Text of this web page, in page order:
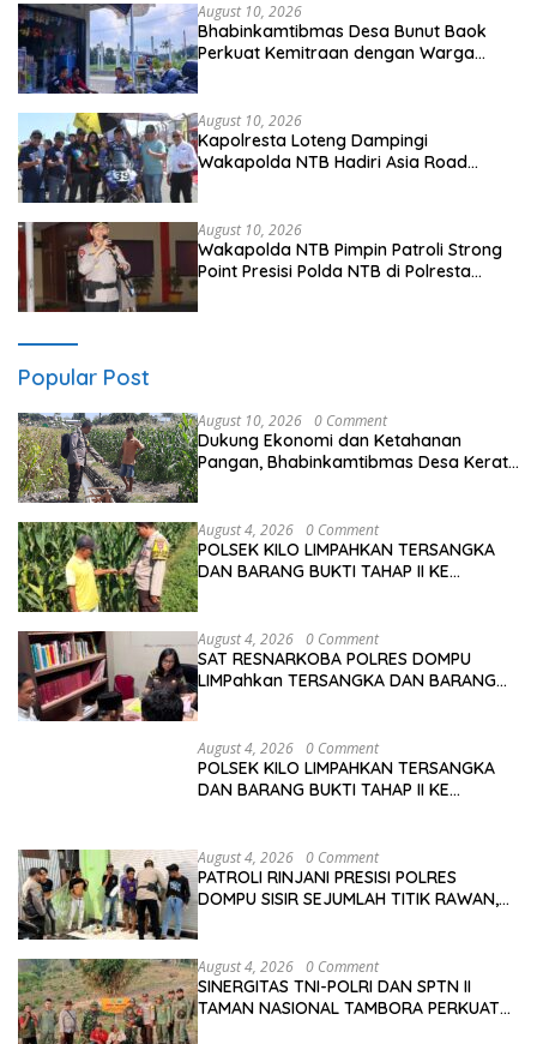
August 10, 2026
Bhabinkamtibmas Desa Bunut Baok
Perkuat Kemitraan dengan Warga
August 10, 2026
Kapolresta Loteng Dampingi
Wakapolda NTB Hadiri Asia Road
August 10, 2026
Wakapolda NTB Pimpin Patroli Strong
Point Presisi Polda NTB di Polresta
Popular Post
August 10, 2026 0 Comment
Dukung Ekonomi dan Ketahanan
Pangan, Bhabinkamtibmas Desa Kerato
August 4, 2026 0 Comment
POLSEK KILO LIMPAHKAN TERSANGKA
DAN BARANG BUKTI TAHAP II KE
August 4, 2026 0 Comment
SAT RESNARKOBA POLRES DOMPU
LIMPahkan TERSANGKA DAN BARANG
August 4, 2026 0 Comment
POLSEK KILO LIMPAHKAN TERSANGKA
DAN BARANG BUKTI TAHAP II KE
August 4, 2026 0 Comment
PATROLI RINJANI PRESISI POLRES
DOMPU SISIR SEJUMLAH TITIK RAWAN,
August 4, 2026 0 Comment
SINERGITAS TNI-POLRI DAN SPTN II
TAMAN NASIONAL TAMBORA PERKUAT